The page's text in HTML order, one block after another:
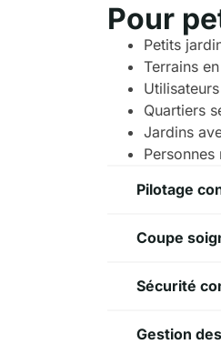
Pour
Petits
Terrains
Quartiers
Jardins
Pilotage
Coupe
Sécurité
Gestion